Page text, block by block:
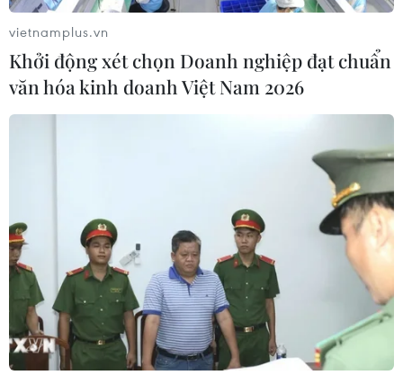
Hà Nội: "Trường" không tên vẫn ngang
Cơ sở này không được phép tuyển sinh lớp 10 nhưng
vẫn thông báo tuyển sinh trên website letrongtan.edu.vn
với chỉ tiêu 160 học sinh và 20% dự phòng vào lớp 10
trung học phổ thông năm học 2016-2017.
vietnamplus.vn
Khởi động xét chọn Doanh nghiệp đạt chuẩn
văn hóa kinh doanh Việt Nam 2026